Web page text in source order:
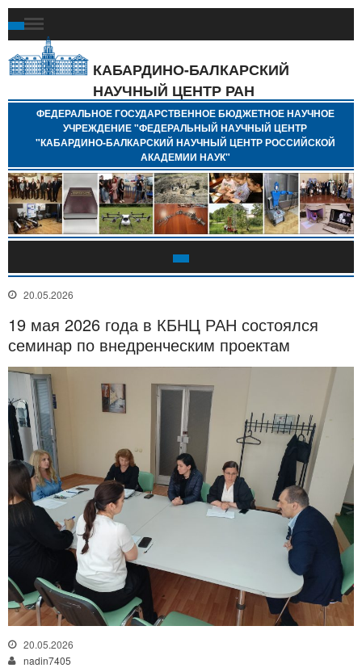
КАБАРДИНО-БАЛКАРСКИЙ
НАУЧНЫЙ ЦЕНТР РАН
ФЕДЕРАЛЬНОЕ ГОСУДАРСТВЕННОЕ БЮДЖЕТНОЕ НАУЧНОЕ
УЧРЕЖДЕНИЕ "ФЕДЕРАЛЬНЫЙ НАУЧНЫЙ ЦЕНТР
"КАБАРДИНО-БАЛКАРСКИЙ НАУЧНЫЙ ЦЕНТР РОССИЙСКОЙ
АКАДЕМИИ НАУК"
20.05.2026
19 мая 2026 года в КБНЦ РАН состоялся
семинар по внедренческим проектам
20.05.2026
nadin7405